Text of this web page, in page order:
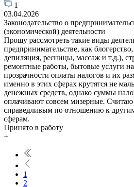
1
03.04.2026
Законодательство о
(экономической) деятельности
Прошу рассмотреть такие виды
предпринимательстве, как
депиляция, ресницы, массаж и т.д.),
ремонтные работы, бытовые услуги
прозрачности оплаты налогов и их
именно в этих сферах крутятся не
денежных средств, однако суммы
оплачивают совсем мизерные. Считаю
справедливым по отношению к
сферам.
Принято в работу
+
1
2